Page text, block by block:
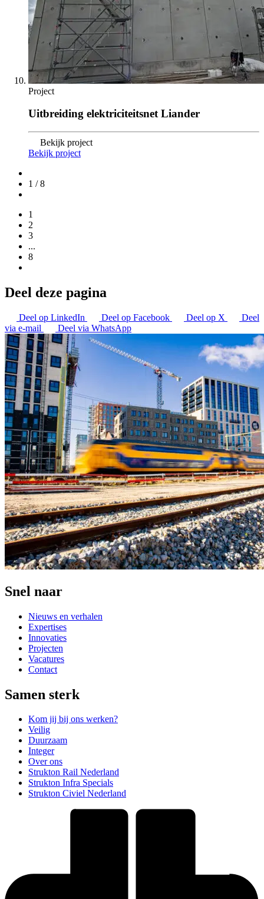
Project
Uitbreiding elektriciteitsnet Liander
Bekijk project
Bekijk project
1 / 8
1
2
3
...
8
Deel deze pagina
Deel op LinkedIn Deel op Facebook Deel op X
Deel
via e-mail
Deel via WhatsApp
Snel naar
Nieuws en verhalen
Expertises
Innovaties
Projecten
Vacatures
Contact
Samen sterk
Kom jij bij ons werken?
Veilig
Duurzaam
Integer
Over ons
Strukton Rail Nederland
Strukton Infra Specials
Strukton Civiel Nederland